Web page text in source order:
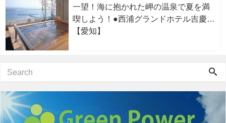
一望！海に抱かれた岬の温泉で夏を満
喫しよう！●西浦グランドホテル吉慶
【愛知】